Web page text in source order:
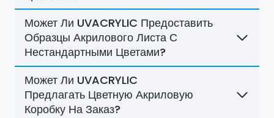
Может Ли UVACRYLIC Предоставить
Образцы Акрилового Листа С
Нестандартными Цветами?
Может Ли UVACRYLIC
Предлагать Цветную Акриловую
Коробку На Заказ?